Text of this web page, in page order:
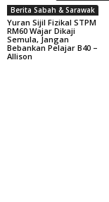
Berita Sabah & Sarawak
Yuran Sijil Fizikal STPM
RM60 Wajar Dikaji
Semula, Jangan
Bebankan Pelajar B40 –
Allison